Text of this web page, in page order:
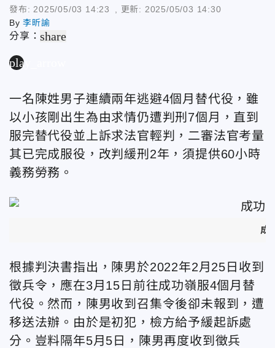
發布: 2025/05/03 14:23 , 更新: 2025/05/03 14:30
By李昕諭
分享：share
play_arrow
一名陳姓男子連續兩年逃避4個月替代役，雖
以小孩剛出生為由求情仍遭判刑7個月，直到
服完替代役並上訴求法官輕判，二審法官考量
其已完成服役，改判緩刑2年，須提供60小時
義務勞務。
成
根據判決書指出，陳男於2022年2月25日收到
徵兵令，應在3月15日前往成功嶺服4個月替
代役。然而，陳男收到召集令後卻未報到，遭
移送法辦。由於是初犯，檢方給予緩起訴處
分。豈料隔年5月5日，陳男再度收到徵兵